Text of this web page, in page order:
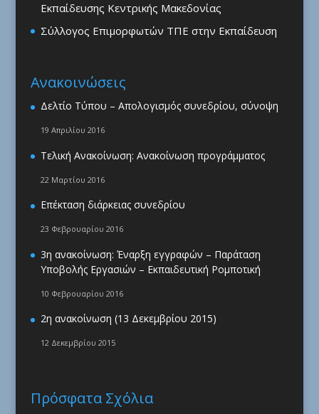
Εκπαίδευσης Κεντρικής Μακεδονίας
Σύλλογος Επιμορφωτών ΤΠΕ στην Εκπαίδευση
Ανακοινώσεις
Δελτίο Τύπου – Απολογισμός συνεδρίου, σύνοψη
19 Απριλίου 2016
Τελική Ανακοίνωση: Ανακοίνωση προγράμματος
22 Μαρτίου 2016
Επέκταση διάρκειας συνεδρίου
23 Φεβρουαρίου 2016
3η ανακοίνωση: Έναρξη εγγραφών – Παράταση
Υποβολής Εργασιών – Εκπαιδευτική Ρομποτική
10 Φεβρουαρίου 2016
2η ανακοίνωση (13 Δεκεμβρίου 2015)
12 Δεκεμβρίου 2015
Πρόσφατα Σχόλια